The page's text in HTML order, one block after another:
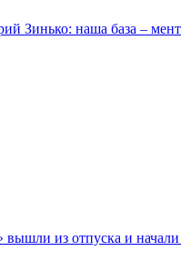
Зинько: наша база –
вышли из отпуска и